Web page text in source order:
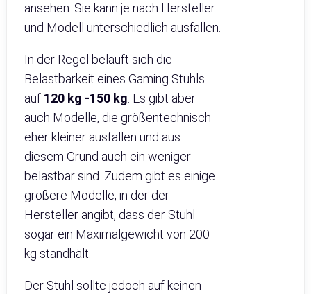
ansehen. Sie kann je nach Hersteller
und Modell unterschiedlich ausfallen.
In der Regel beläuft sich die
Belastbarkeit eines Gaming Stuhls
auf 120 kg -150 kg. Es gibt aber
auch Modelle, die größentechnisch
eher kleiner ausfallen und aus
diesem Grund auch ein weniger
belastbar sind. Zudem gibt es einige
größere Modelle, in der der
Hersteller angibt, dass der Stuhl
sogar ein Maximalgewicht von 200
kg standhält.
Der Stuhl sollte jedoch auf keinen